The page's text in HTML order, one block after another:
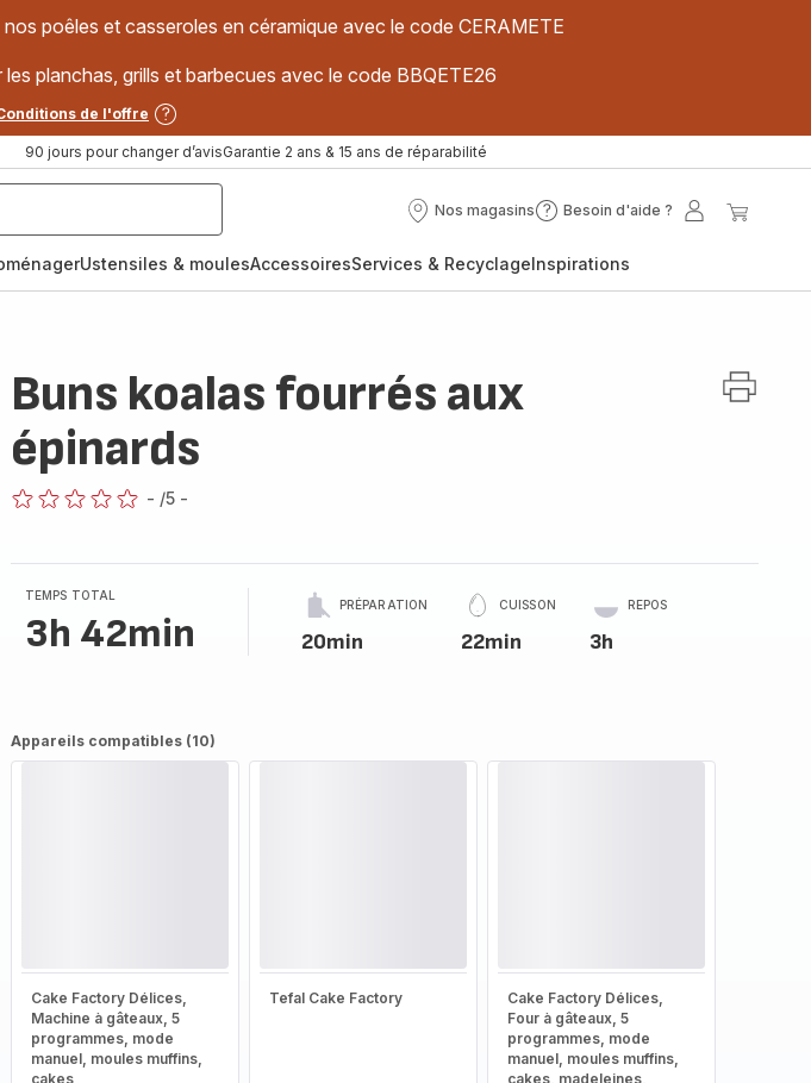
poêles et casseroles en céramique avec le code CERAMETE
planchas, grills et barbecues avec le code BBQETE26
de l'offre
90 jours pour changer d’avisGarantie 2 ans & 15 ans de réparabilité
Nos magasins
Nos
Besoin d'aide ?
Besoin
?
Mon
Ustensiles & moulesAccessoiresServices & RecyclageInspirations
Buns koalas fourrés aux
épinards
- /5 -
TEMPS TOTAL
3h 42min
PRÉPARATION
20min
CUISSON
22min
REPOS
3h
Appareils compatibles (10)
Cake Factory Délices,
Machine à gâteaux, 5
programmes, mode
manuel, moules muffins,
cakes
Tefal Cake Factory
Cake Factory Délices,
Four à gâteaux, 5
programmes, mode
manuel, moules muffins,
cakes, madeleines,